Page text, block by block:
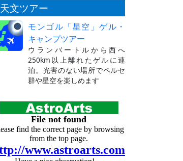
天文ツアー
モンゴル「星空」ゲル・
キャンプツアー
ウランバートルから西へ
250km以上離れたゲルに連
泊。光害のない場所でペルセ
群や星空を楽しめます